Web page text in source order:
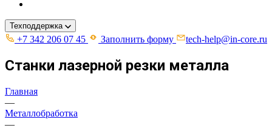
Техподдержка
+7 342 206 07 45 Заполнить форму tech-help@in-core.ru
Станки лазерной резки металла
Главная
—
Металлобработка
—